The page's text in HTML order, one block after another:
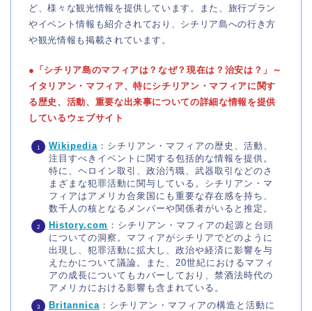
ど、様々な観光情報を提供しています。また、旅行プラン
やイベント情報も紹介されており、シチリア島への行き方
や観光情報も掲載されています。
●「シチリア島のマフィアは？なぜ？現在は？治安は？」～
イタリアン・マフィア、特にシチリアン・マフィアに関す
る歴史、活動、重要な出来事についての詳細な情報を提供
しているウェブサイト
Wikipedia ：シチリアン・マフィアの歴史、活動、
注目すべきイベントに関する包括的な情報を提供。
特に、ヘロイン取引、政治汚職、武器取引などのさ
まざまな犯罪活動に関与している。シチリアン・マ
フィアはアメリカ合衆国にも重要な存在感を持ち、
数千人の核となるメンバーや関係者がいると推定​ ​。
History.com ：シチリアン・マフィアの起源と台頭
についての洞察。マフィアがシチリアでどのように
出現し、犯罪活動に拡大し、政治や経済に影響を与
えたかについて議論。また、20世紀におけるマフィ
アの成長についてもカバーしており、禁酒法時代の
アメリカにおける影響も含まれている​ ​。
Britannica ：シチリアン・マフィアの構造と活動に